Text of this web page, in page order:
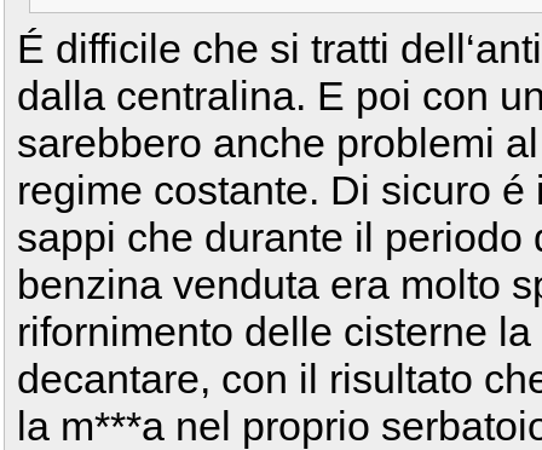
É difficile che si tratti
dalla centralina. E poi con
sarebbero anche problemi
regime costante. Di sicuro
sappi che durante il
benzina venduta era molto
rifornimento delle cisterne
decantare, con il risultato
la m***a nel proprio